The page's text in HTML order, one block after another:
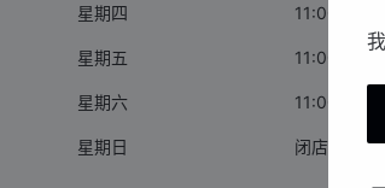
星期四 11:00 AM -
星期五 11:00 AM
星期六 11:00 AM
星期日 闭店